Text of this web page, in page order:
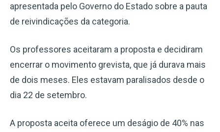
apresentada pelo Governo do Estado sobre a pauta
de reivindicações da categoria.
Os professores aceitaram a proposta e decidiram
encerrar o movimento grevista, que já durava mais
de dois meses. Eles estavam paralisados desde o
dia 22 de setembro.
A proposta aceita oferece um deságio de 40% nas